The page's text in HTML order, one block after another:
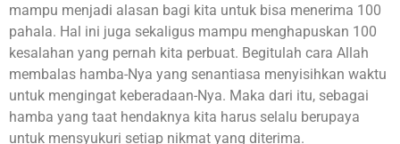
mampu menjadi alasan bagi kita untuk bisa menerima 100
pahala. Hal ini juga sekaligus mampu menghapuskan 100
kesalahan yang pernah kita perbuat. Begitulah cara Allah
membalas hamba-Nya yang senantiasa menyisihkan waktu
untuk mengingat keberadaan-Nya. Maka dari itu, sebagai
hamba yang taat hendaknya kita harus selalu berupaya
untuk mensyukuri setiap nikmat yang diterima.